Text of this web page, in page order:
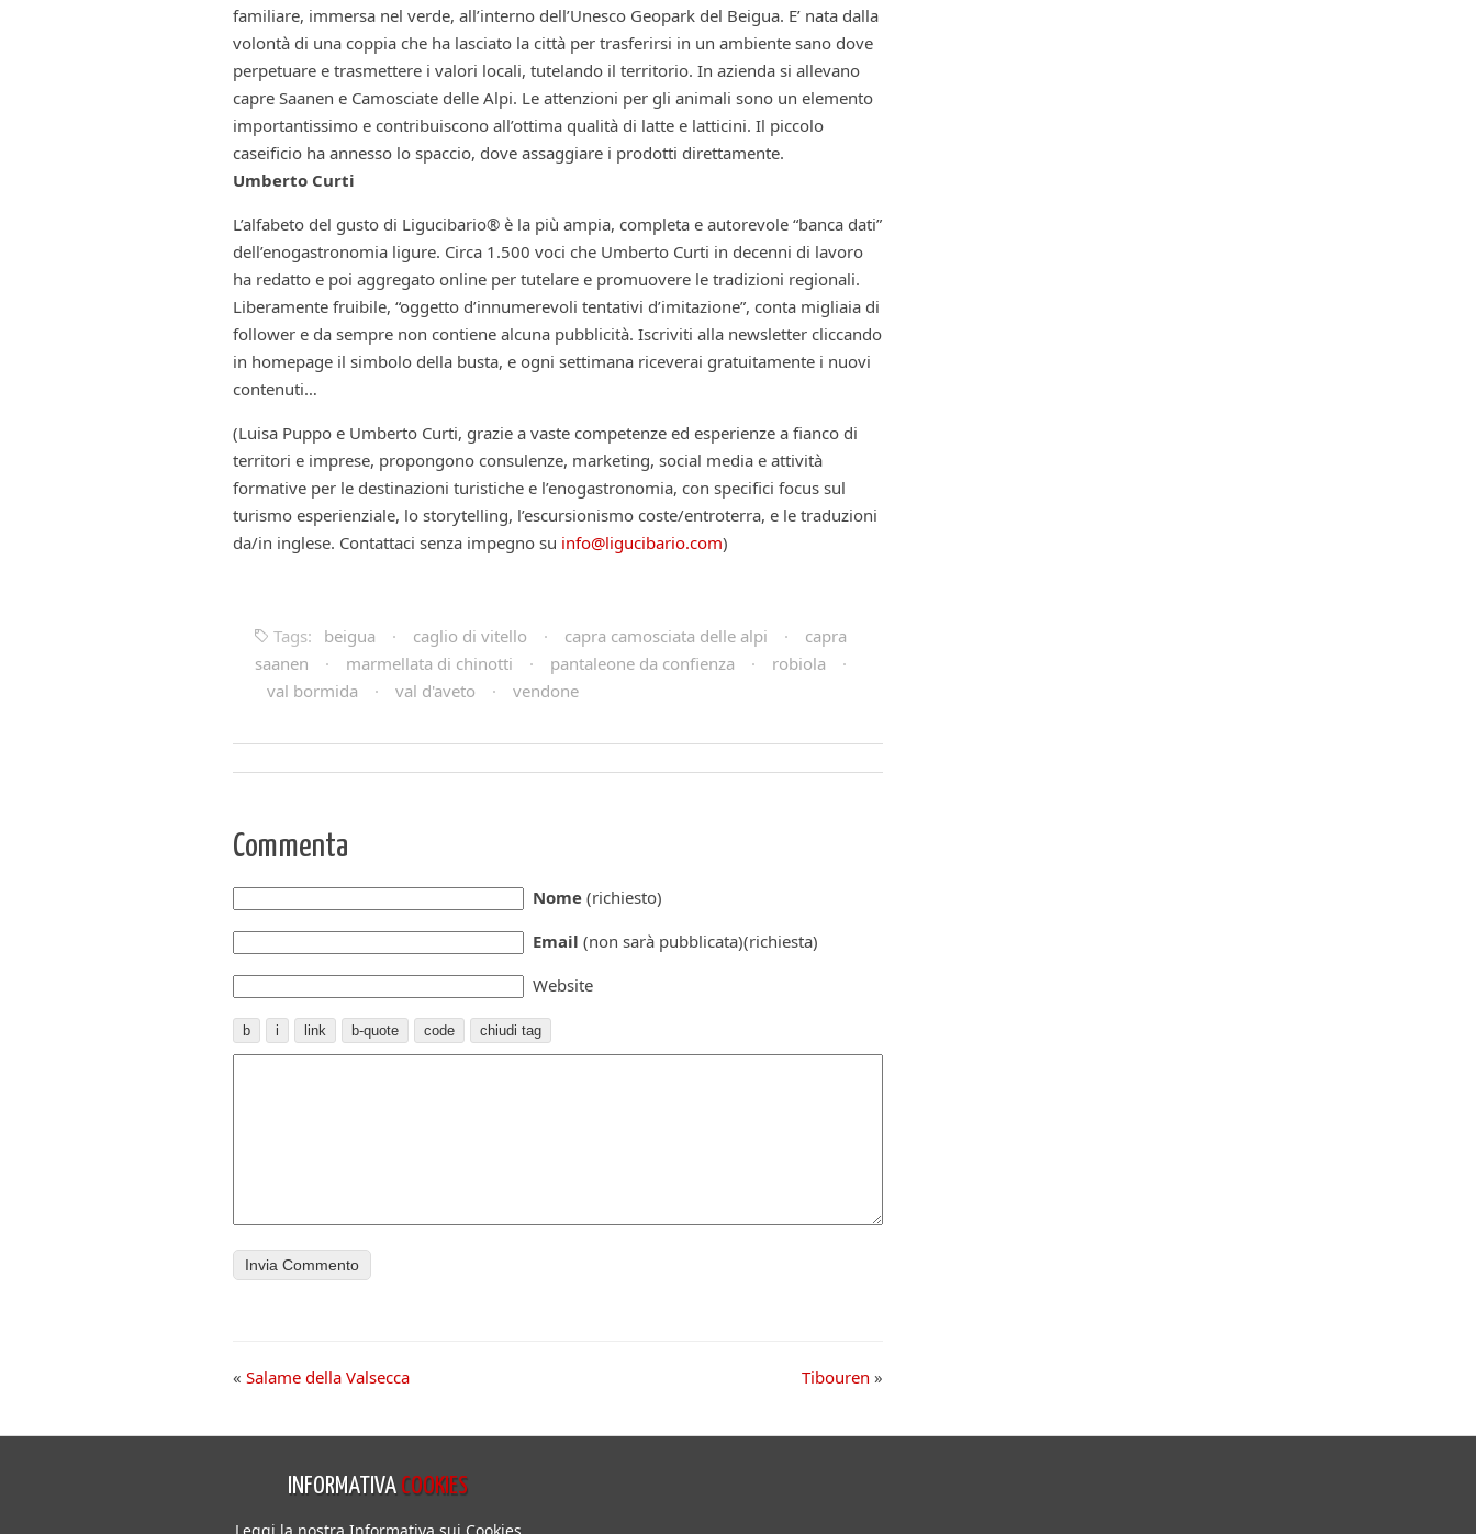
familiare, immersa nel verde, all’interno dell’Unesco Geopark del Beigua. E’ nata dalla
volontà di una coppia che ha lasciato la città per trasferirsi in un ambiente sano dove
perpetuare e trasmettere i valori locali, tutelando il territorio. In azienda si allevano
capre Saanen e Camosciate delle Alpi. Le attenzioni per gli animali sono un elemento
importantissimo e contribuiscono all’ottima qualità di latte e latticini. Il piccolo
caseificio ha annesso lo spaccio, dove assaggiare i prodotti direttamente.
Umberto Curti
L’alfabeto del gusto di Ligucibario® è la più ampia, completa e autorevole “banca dati”
dell’enogastronomia ligure. Circa 1.500 voci che Umberto Curti in decenni di lavoro
ha redatto e poi aggregato online per tutelare e promuovere le tradizioni regionali.
Liberamente fruibile, “oggetto d’innumerevoli tentativi d’imitazione”, conta migliaia di
follower e da sempre non contiene alcuna pubblicità. Iscriviti alla newsletter cliccando
in homepage il simbolo della busta, e ogni settimana riceverai gratuitamente i nuovi
contenuti…
(Luisa Puppo e Umberto Curti, grazie a vaste competenze ed esperienze a fianco di
territori e imprese, propongono consulenze, marketing, social media e attività
formative per le destinazioni turistiche e l’enogastronomia, con specifici focus sul
turismo esperienziale, lo storytelling, l’escursionismo coste/entroterra, e le traduzioni
da/in inglese. Contattaci senza impegno su info@ligucibario.com)
Tags: beigua · caglio di vitello · capra camosciata delle alpi ·
capra
saanen
· marmellata di chinotti · pantaleone da confienza · robiola
·
val bormida
· val d'aveto · vendone
Commenta
Nome (richiesto)
Email (non sarà pubblicata)(richiesta)
Website
« Salame della Valsecca Tibouren »
INFORMATIVA COOKIES